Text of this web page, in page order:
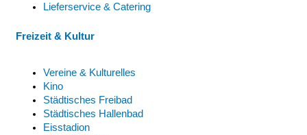
Lieferservice & Catering
Freizeit & Kultur
Vereine & Kulturelles
Kino
Städtisches Freibad
Städtisches Hallenbad
Eisstadion